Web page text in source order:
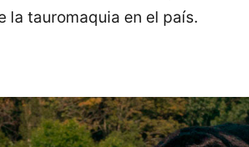
la tauromaquia en el país.